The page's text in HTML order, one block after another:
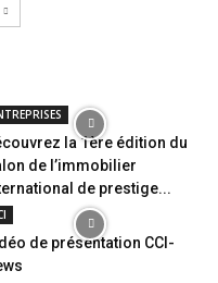
la 1ère édition du
de l’immobilier
de prestige...
de présentation CCI-